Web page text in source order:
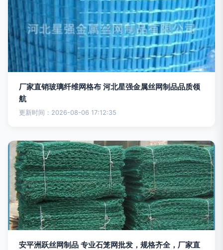
厂家直销玻璃纤维网格布 河北星强金属丝网制品品质领
航
更新时间：2026-08-06 17:12:35
安平洲跃丝网制品 专业石笼网批发，规格齐全，厂家直